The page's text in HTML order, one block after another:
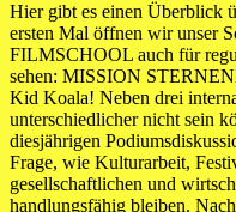
Hier gibt es einen Überblick
ersten Mal öffnen wir unser
FILMSCHOOL auch für
sehen: MISSION
Kid Koala! Neben drei
unterschiedlicher nicht sein
diesjährigen
Frage, wie Kulturarbeit,
gesellschaftlichen und
handlungsfähig bleiben.